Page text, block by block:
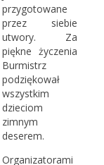
przygotowane
przez siebie
utwory. Za
piękne życzenia
Burmistrz
podziękował
wszystkim
dzieciom
zimnym
deserem.
Organizatorami